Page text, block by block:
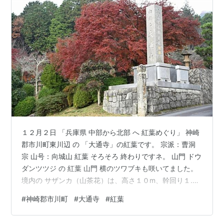
１２月２日 「兵庫県 中部から北部 へ 紅葉めぐり」 神崎
郡市川町東川辺 の 「大通寺」の紅葉です。 宗派：曹洞
宗 山号：向城山 紅葉 そろそろ 終わりですネ。 山門 ドウ
ダンツツジ の 紅葉 山門 横のツワブキも咲いてました。
境内の サザンカ（山茶花）は、高さ１０m、幹回り１.５
ご訪問有難うございます。 皆さまの「☆：スター」クリ
#神崎郡市川町 #大通寺 #紅葉